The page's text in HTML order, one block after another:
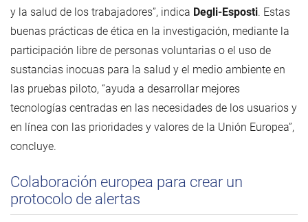
y la salud de los trabajadores”, indica Degli-Esposti. Estas
buenas prácticas de ética en la investigación, mediante la
participación libre de personas voluntarias o el uso de
sustancias inocuas para la salud y el medio ambiente en
las pruebas piloto, “ayuda a desarrollar mejores
tecnologías centradas en las necesidades de los usuarios y
en línea con las prioridades y valores de la Unión Europea”,
concluye.
Colaboración europea para crear un
protocolo de alertas